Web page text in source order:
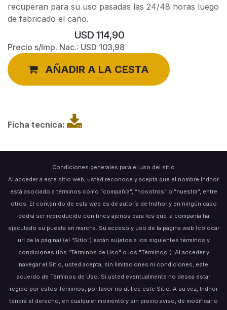
recuperan para su uso pasadas las 24/48 horas luego
de fabricado el caño.
USD 114,90
Precio s/Imp. Nac.: USD 103,98
AÑADIR A LA CESTA
Ficha tecnica:
Condiciones generales para el uso del sitio
Al acceder a este sitio web, usted reconoce y acepta que el nombre Indhor
está asociado a términos como “compañía”, “nosotros” o “nuestra”, entre
otros. El contenido de esta web es de autoría de Indhor y en ningún caso
podrá ser reproducido con fines ajenos para los que la compañía ha
ejecutado su puesta en marcha. Su acceso y uso de la página web (colocar
url de la página) (el "Sitio") están sujetos a los siguientes términos y
condiciones (los "Términos de Uso" o los "Términos"). Al acceder y
navegar el Sitio, usted acepta, sin limitaciones ni condiciones, este
acuerdo de Términos de Uso. Si usted eventualmente no desea estar
regido por estos Términos, por favor no utilice este Sitio. A su vez, Indhor
tendrá el derecho, en cualquier momento y sin previo aviso, de modificar o